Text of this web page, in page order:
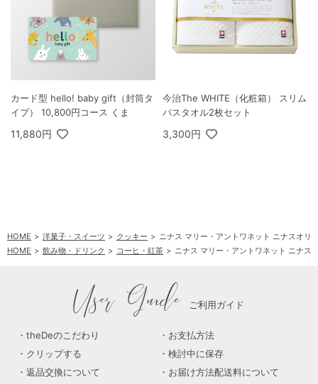
カード型 hello! baby gift（封筒タ
イプ） 10,800円コース くま
11,880円
今治The WHITE（化粧箱） スリム
バスタオル2枚セット
3,300円
HOME 洋菓子・スイーツ クッキー
ニナス マリー・アントワネット ニナスオリ
HOME
飲み物・ドリンク コーヒ・紅茶 ニナス マリー・アントワネット ニナス
User Guide ご利用ガイド
theDeのこだわり
お支払方法
クリップする
検討中に保存
返品交換について
お届け方法配送料について